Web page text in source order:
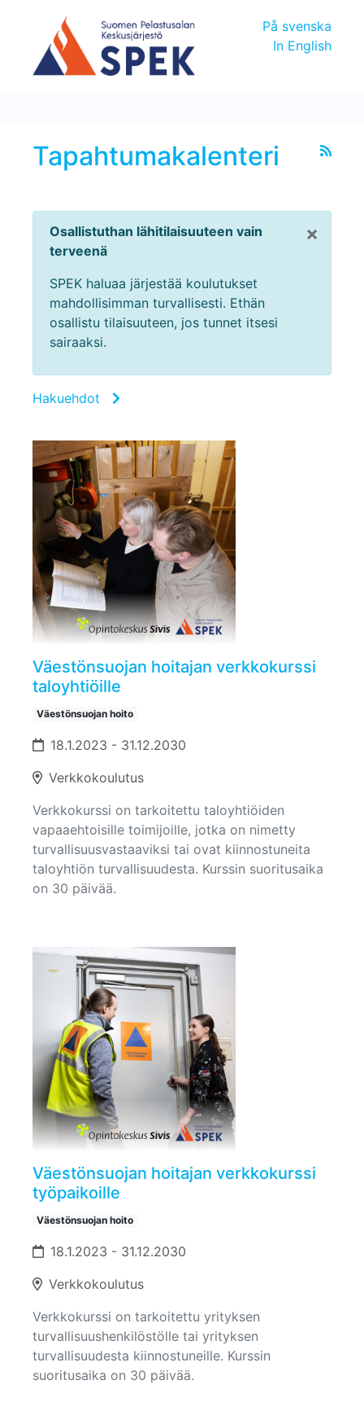
På svenska
In English
Tapahtumakalenteri
Osallistuthan lähitilaisuuteen vain
terveenä
SPEK haluaa järjestää koulutukset
mahdollisimman turvallisesti. Ethän
osallistu tilaisuuteen, jos tunnet itsesi
sairaaksi.
×
Hakuehdot
Väestönsuojan hoitajan verkkokurssi
taloyhtiöille
Väestönsuojan hoito
18.1.2023 - 31.12.2030
Verkkokoulutus
Verkkokurssi on tarkoitettu taloyhtiöiden
vapaaehtoisille toimijoille, jotka on nimetty
turvallisuusvastaaviksi tai ovat kiinnostuneita
taloyhtiön turvallisuudesta. Kurssin suoritusaika
on 30 päivää.
Väestönsuojan hoitajan verkkokurssi
työpaikoille
Väestönsuojan hoito
18.1.2023 - 31.12.2030
Verkkokoulutus
Verkkokurssi on tarkoitettu yrityksen
turvallisuushenkilöstölle tai yrityksen
turvallisuudesta kiinnostuneille. Kurssin
suoritusaika on 30 päivää.